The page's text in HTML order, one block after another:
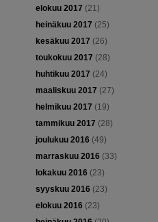
elokuu 2017 (21)
heinäkuu 2017 (25)
kesäkuu 2017 (26)
toukokuu 2017 (28)
huhtikuu 2017 (24)
maaliskuu 2017 (27)
helmikuu 2017 (19)
tammikuu 2017 (28)
joulukuu 2016 (49)
marraskuu 2016 (33)
lokakuu 2016 (23)
syyskuu 2016 (23)
elokuu 2016 (23)